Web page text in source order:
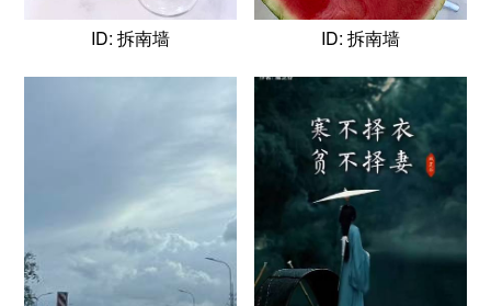
ID: 拆南墙 ID: 拆南墙